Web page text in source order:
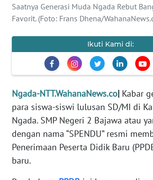
Saatnya Generasi Muda Ngada Rebut
Favorit. (Foto: Frans Dhena/
Ikuti Kami di:
Ngada-NTT.WahanaNews.co| Kabar
para siswa-siswi lulusan SD/MI di
Ngada. SMP Negeri 2 Bajawa atau
dengan nama “SPENDU” resmi
Penerimaan Peserta Didik Baru
baru.
INFO
IKLAN
MEDIA
SIBER
REDAKSI
KARIR